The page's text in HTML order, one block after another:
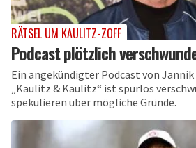
RÄTSEL UM KAULITZ-ZOFF
Podcast plötzlich
Ein angekündigter Podcast von
„Kaulitz & Kaulitz“ ist spurlos
spekulieren über mögliche Gründe.